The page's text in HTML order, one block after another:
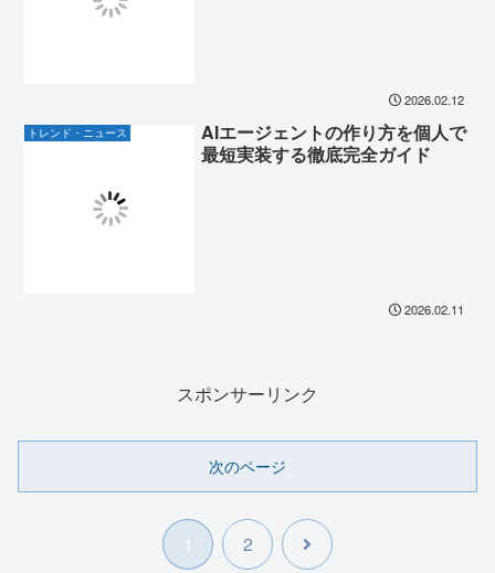
2026.02.12
トレンド・ニュース
AIエージェントの作り方を個人で
最短実装する徹底完全ガイド
2026.02.11
スポンサーリンク
次のページ
1 2
次